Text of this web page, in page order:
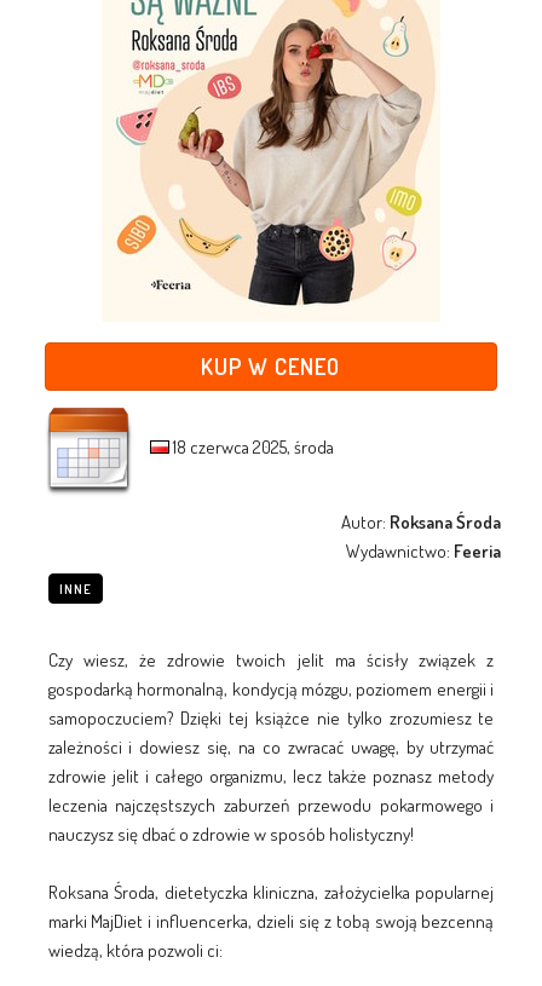
KUP W CENEO
18 czerwca 2025, środa
Autor: Roksana Środa
Wydawnictwo: Feeria
INNE
Czy wiesz, że zdrowie twoich jelit ma ścisły związek z
gospodarką hormonalną, kondycją mózgu, poziomem energii i
samopoczuciem? Dzięki tej książce nie tylko zrozumiesz te
zależności i dowiesz się, na co zwracać uwagę, by utrzymać
zdrowie jelit i całego organizmu, lecz także poznasz metody
leczenia najczęstszych zaburzeń przewodu pokarmowego i
nauczysz się dbać o zdrowie w sposób holistyczny!
Roksana Środa, dietetyczka kliniczna, założycielka popularnej
marki MajDiet i influencerka, dzieli się z tobą swoją bezcenną
wiedzą, która pozwoli ci: